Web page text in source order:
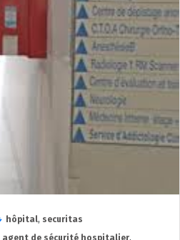
hôpital, securitas
agent de sécurité hospitalier,